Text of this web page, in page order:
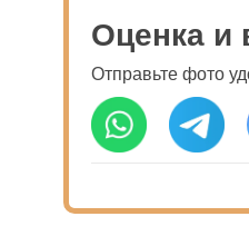
Оценка и
Отправьте фото